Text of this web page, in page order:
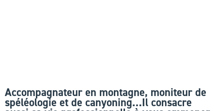
Accompagnateur en montagne, moniteur de
spéléologie et de canyoning…Il consacre